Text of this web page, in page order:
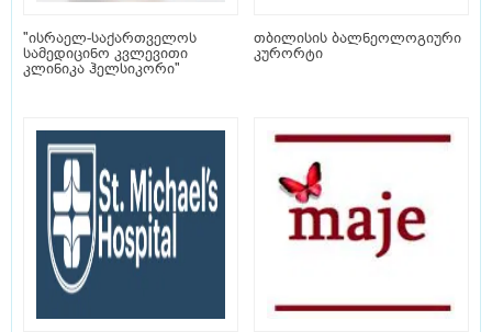
"ისრაელ-საქართველოს
სამედიცინო კვლევითი
კლინიკა ჰელსიკორი"
თბილისის ბალნეოლოგიური
კურორტი